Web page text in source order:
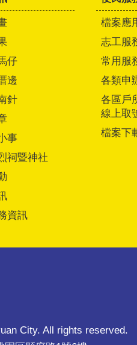
仔
邊
針
事
祠暨神社
資訊
檔案應
志工服
常用服
各類申
各區戶
線上取
檔案下
City. All rights reserved.